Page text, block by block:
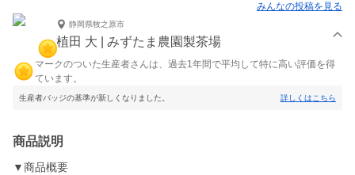
みんなの投稿を見る
静岡県牧之原市
植田 大 | みずたま農園製茶場
マークのついた生産者さんは、過去1年間で平均して特に高い評価を得
ています。
生産者バッジの基準が新しくなりました。 詳しくはこちら
商品説明
▼商品概要